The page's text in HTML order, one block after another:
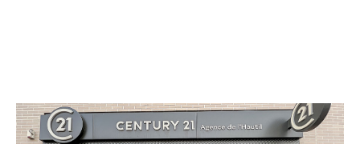
CENTURY 21 Agence de l'Hautil